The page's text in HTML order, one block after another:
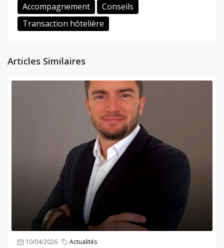
Accompagnement
Conseils
Transaction hôtelière
Articles Similaires
10/04/2026 Actualités